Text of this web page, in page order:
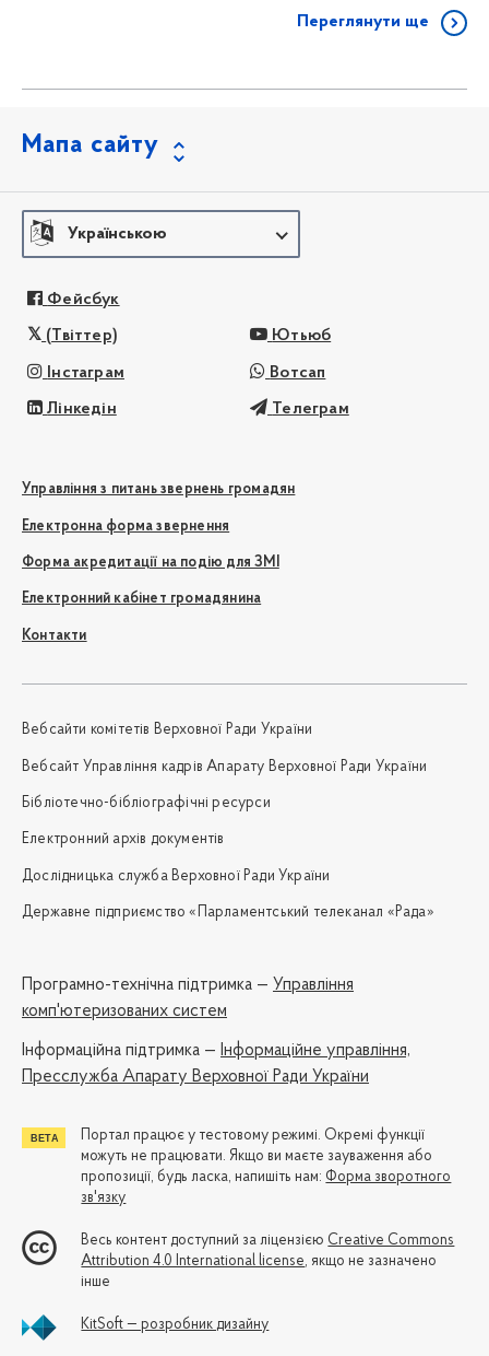
Переглянути ще
Мапа сайту
Українською
Фейсбук
(Твіттер) Ютьюб
Інстаграм Вотсап
Лінкедін Телеграм
Управління з питань звернень громадян
Електронна форма звернення
Форма акредитації на подію для ЗМІ
Електронний кабінет громадянина
Контакти
Вебсайти комітетів Верховної Ради України
Вебсайт Управління кадрів Апарату Верховної Ради України
Бібліотечно-бібліографічні ресурси
Електронний архів документів
Дослідницька служба Верховної Ради України
Державне підприємство «Парламентський телеканал «Рада»
Програмно-технічна підтримка — Управління
комп'ютеризованих систем
Iнформаційна підтримка — Інформаційне управління,
Пресслужба Апарату Верховної Ради України
Портал працює у тестовому режимі. Окремі функції
можуть не працювати. Якщо ви маєте зауваження або
пропозиції, будь ласка, напишіть нам: Форма зворотного
зв'язку
Весь контент доступний за ліцензією Creative Commons
Attribution 4.0 International license, якщо не зазначено
інше
KitSoft — розробник дизайну